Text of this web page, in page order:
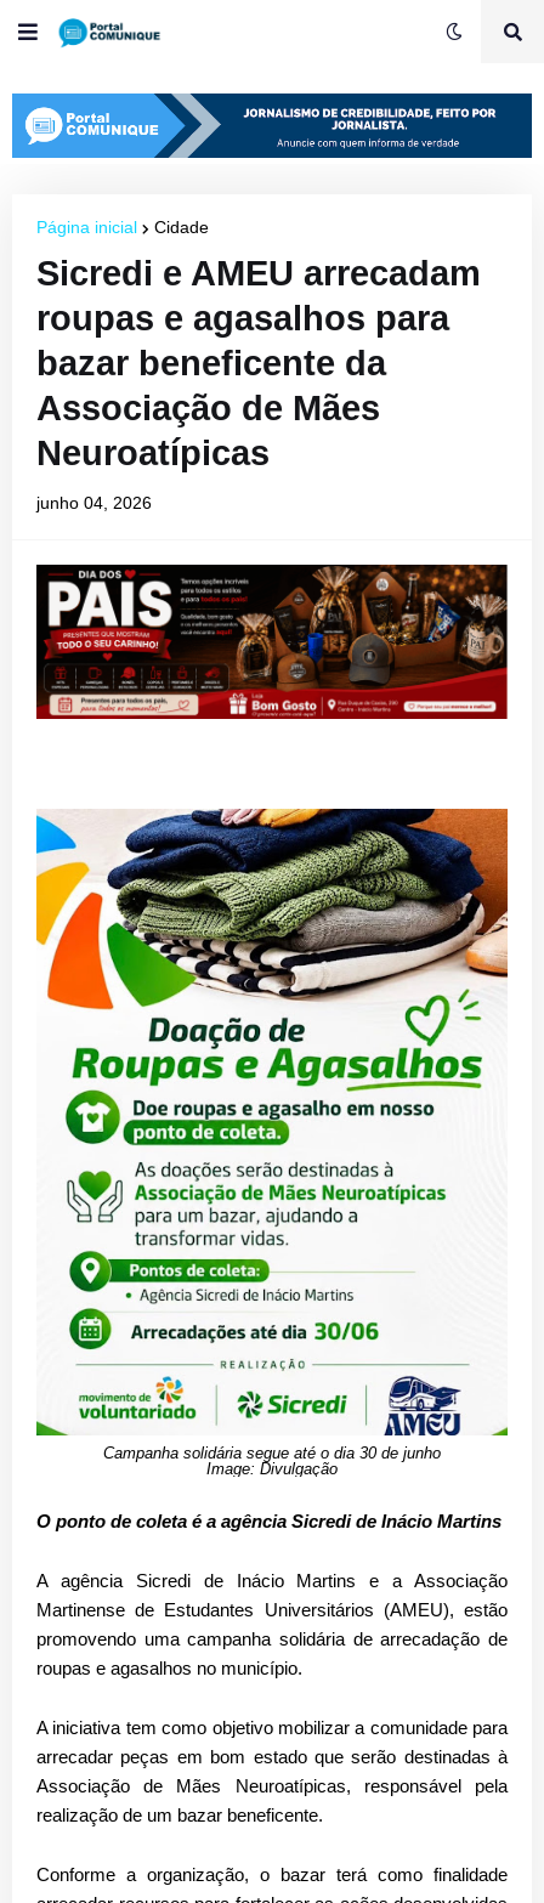
Página inicial Cidade
Sicredi e AMEU arrecadam
roupas e agasalhos para
bazar beneficente da
Associação de Mães
Neuroatípicas
junho 04, 2026
Campanha solidária segue até o dia 30 de junho
Image: Divulgação
O ponto de coleta é a agência Sicredi de Inácio Martins
A agência Sicredi de Inácio Martins e a Associação
Martinense de Estudantes Universitários (AMEU), estão
promovendo uma campanha solidária de arrecadação de
roupas e agasalhos no município.
A iniciativa tem como objetivo mobilizar a comunidade para
arrecadar peças em bom estado que serão destinadas à
Associação de Mães Neuroatípicas, responsável pela
realização de um bazar beneficente.
Conforme a organização, o bazar terá como finalidade